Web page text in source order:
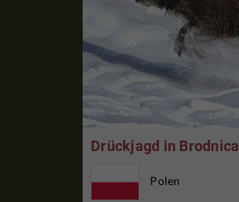
Drückjagd in Brodnica
Polen